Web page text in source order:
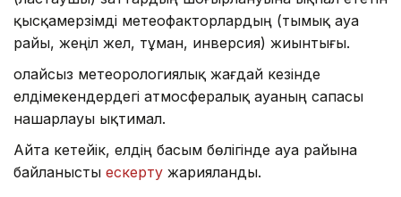
қысқамерзімді метеофакторлардың (тымық ауа
райы, жеңіл жел, тұман, инверсия) жиынтығы.
Қолайсыз метеорологиялық жағдай кезінде
елдімекендердегі атмосфералық ауаның сапасы
нашарлауы ықтимал.
Айта кетейік, елдің басым бөлігінде ауа райына
байланысты ескерту жарияланды.